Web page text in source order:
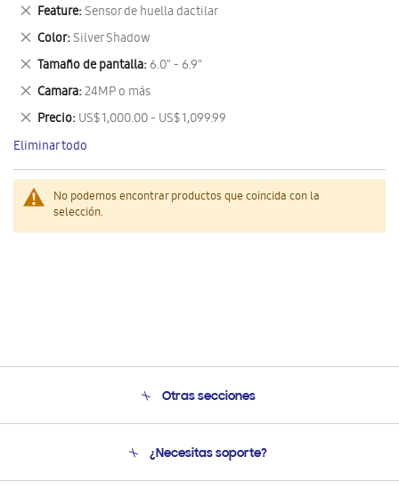
No podemos encontrar productos que coincida con la
selección.
Feature Sensor de huella dactilar
Eliminar
este
artículo
Color Silver Shadow
Eliminar
este
artículo
Tamaño de pantalla 6.0" - 6.9"
Eliminar
este
artículo
Camara 24MP o más
Eliminar
este
artículo
Precio US$ 1,000.00 - US$ 1,099.99
Eliminar
este
artículo
Eliminar todo
Otras secciones
Soporte
¿Necesitas soporte?